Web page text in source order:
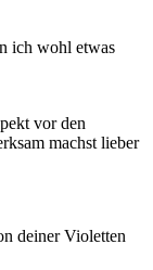
ich wohl etwas
vor den
machst lieber
deiner Violetten